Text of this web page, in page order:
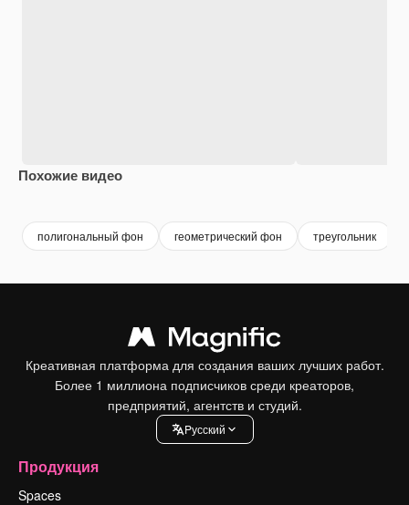
Похожие видео
полигональный фон геометрический фон треугольник
Креативная платформа для создания ваших лучших работ.
Более 1 миллиона подписчиков среди креаторов,
предприятий, агентств и студий.
Pусский
Продукция
Spaces